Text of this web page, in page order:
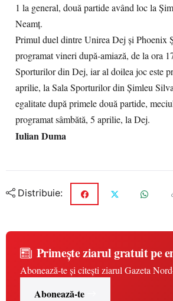
1 la general, două partide având loc la
Neamţ.
Primul duel dintre Unirea Dej şi Phoenix
programat vineri după-amiază, de la ora
Sporturilor din Dej, iar al doilea joc este
aprilie, la Sala Sporturilor din Şimleu
egalitate după primele două partide,
programat sâmbătă, 5 aprilie, la Dej.
Iulian Duma
Distribuie:
Primește ziarul gratuit pe
Abonează-te și citești ziarul Gazeta
Abonează-te